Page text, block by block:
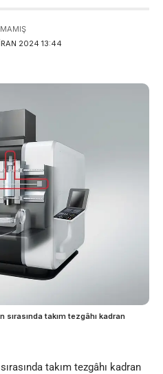
2024 13:44
takım tezgâhı kadran
takım tezgâhı kadran